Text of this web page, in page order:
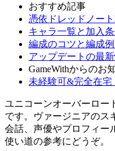
おすすめ記事
憑依ドレッドノー
キャラ一覧と加入
編成のコツと編成
アップデートの最
GameWithからのお
未経験可&完全在宅
ユニコーンオーバーロー
です。ヴァージニアのス
会話、声優やプロフィー
使い道の参考にどうぞ。